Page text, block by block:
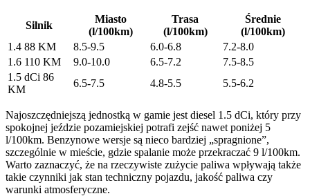
Silnik
Miasto
(l/100km)
Trasa
(l/100km)
Średnie
(l/100km)
1.4 88 KM
8.5-9.5 6.0-6.8
7.2-8.0
1.6 110 KM
9.0-10.0 6.5-7.2
7.5-8.5
1.5 dCi 86
KM
6.5-7.5 4.8-5.5 5.5-6.2
Najoszczędniejszą jednostką w gamie jest diesel 1.5 dCi, który przy
spokojnej jeździe pozamiejskiej potrafi zejść nawet poniżej 5
l/100km. Benzynowe wersje są nieco bardziej „spragnione”,
szczególnie w mieście, gdzie spalanie może przekraczać 9 l/100km.
Warto zaznaczyć, że na rzeczywiste zużycie paliwa wpływają także
takie czynniki jak stan techniczny pojazdu, jakość paliwa czy
warunki atmosferyczne.